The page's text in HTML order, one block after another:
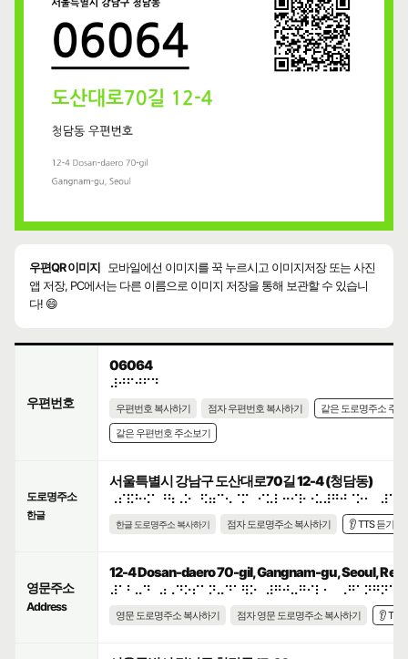
우편QR 이미지
모바일에선 이미지를 꾹 누르시고 이미지저장 또는 사진
앱 저장, PC에서는 다른 이름으로 이미지 저장을 통해 보관할 수 있습니
다! 😄
우편번호
06064
⠼⠚⠋⠚⠋⠙
우편번호 복사하기 점자 우편번호 복사하기
같은 도로명주소 주
같은 우편번호 주소보기
도로명주소
한글
서울특별시 강남구 도산대로70길 12-4 (청담동)
한글 도로명주소 복사하기 점자 도로명주소 복사하기 👂 TTS 듣기
영문주소
Address
12-4 Dosan-daero 70-gil, Gangnam-gu, Seoul,
영문 도로명주소 복사하기 점자 영문 도로명주소 복사하기 👂 TTS